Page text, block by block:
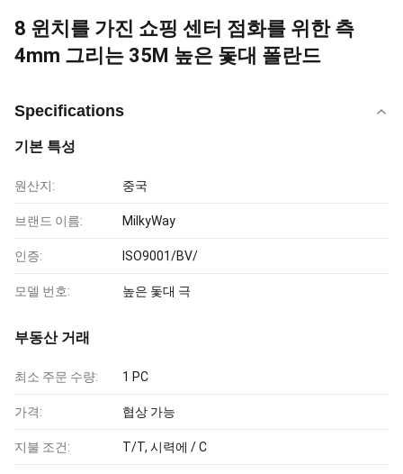
8 윈치를 가진 쇼핑 센터 점화를 위한 측
4mm 그리는 35M 높은 돛대 폴란드
Specifications
기본 특성
원산지: 중국
브랜드 이름: MilkyWay
인증: ISO9001/BV/
모델 번호: 높은 돛대 극
부동산 거래
최소 주문 수량: 1 PC
가격: 협상 가능
지불 조건: T/T, 시력에 / C